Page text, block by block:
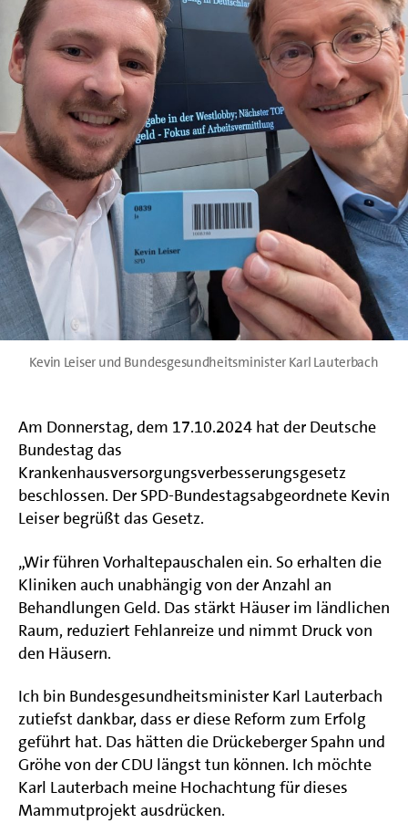
Kevin Leiser und Bundesgesundheitsminister Karl Lauterbach
Am Donnerstag, dem 17.10.2024 hat der Deutsche
Bundestag das
Krankenhausversorgungsverbesserungsgesetz
beschlossen. Der SPD-Bundestagsabgeordnete Kevin
Leiser begrüßt das Gesetz.
„Wir führen Vorhaltepauschalen ein. So erhalten die
Kliniken auch unabhängig von der Anzahl an
Behandlungen Geld. Das stärkt Häuser im ländlichen
Raum, reduziert Fehlanreize und nimmt Druck von
den Häusern.
Ich bin Bundesgesundheitsminister Karl Lauterbach
zutiefst dankbar, dass er diese Reform zum Erfolg
geführt hat. Das hätten die Drückeberger Spahn und
Gröhe von der CDU längst tun können. Ich möchte
Karl Lauterbach meine Hochachtung für dieses
Mammutprojekt ausdrücken.